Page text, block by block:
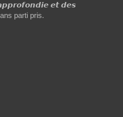
𝙚𝙩 𝙙𝙚𝙨
parti pris.